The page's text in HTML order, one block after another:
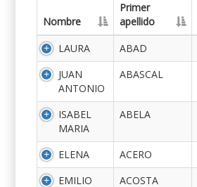
Nombre
Primer
apellido
LAURA
ABAD
JUAN
ANTONIO
ABASCAL
ISABEL
MARIA
ABELA
ELENA ACERO
EMILIO
ACOSTA